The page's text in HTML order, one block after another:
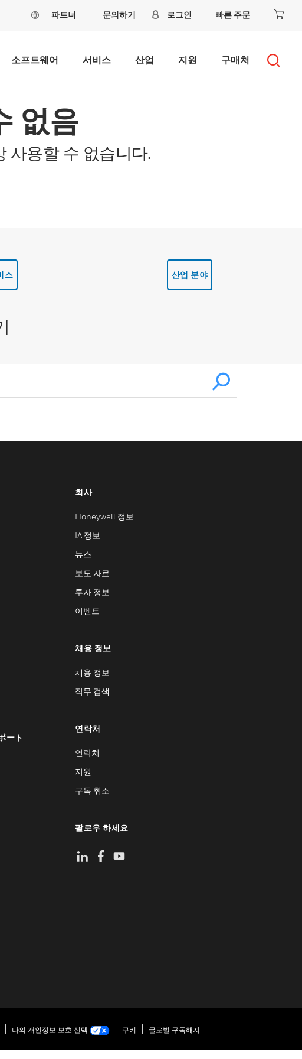
파트너 문의하기 로그인 빠른 주문
소프트웨어 서비스 산업 지원 구매처
없음
사용할 수 없습니다.
스 산업 분야
ート
회사
Honeywell 정보
IA 정보
뉴스
보도 자료
투자 정보
이벤트
채용 정보
채용 정보
직무 검색
연락처
연락처
지원
구독 취소
팔로우 하세요
나의 개인정보 보호 선택 쿠키 글로벌 구독해지